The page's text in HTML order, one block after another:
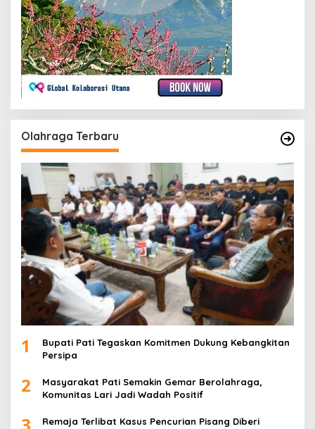
Olahraga Terbaru
1
Bupati Pati Tegaskan Komitmen Dukung Kebangkitan
Persipa
2
Masyarakat Pati Semakin Gemar Berolahraga,
Komunitas Lari Jadi Wadah Positif
3
Remaja Terlibat Kasus Pencurian Pisang Diberi